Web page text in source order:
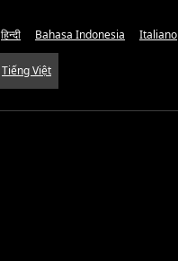
हिन्दी Bahasa Indonesia Italiano
Tiếng Việt